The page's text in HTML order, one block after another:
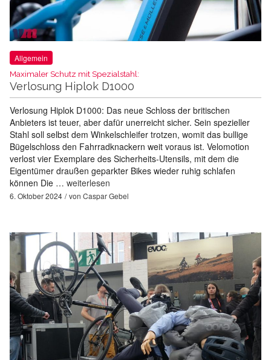
Allgemein
Maximaler Schutz mit Spezialstahl:
Verlosung Hiplok D1000
Verlosung Hiplok D1000: Das neue Schloss der britischen
Anbieters ist teuer, aber dafür unerreicht sicher. Sein spezieller
Stahl soll selbst dem Winkelschleifer trotzen, womit das bullige
Bügelschloss den Fahrradknackern weit voraus ist. Velomotion
verlost vier Exemplare des Sicherheits-Utensils, mit dem die
Eigentümer draußen geparkter Bikes wieder ruhig schlafen
können Die … weiterlesen
6. Oktober 2024 von Caspar Gebel